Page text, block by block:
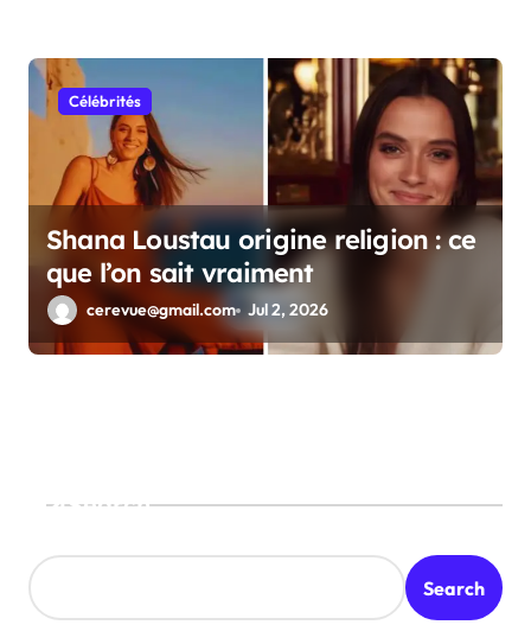
Célébrités
Shana Loustau origine religion : ce
que l’on sait vraiment
cerevue@gmail.com Jul 2, 2026
Search
Search